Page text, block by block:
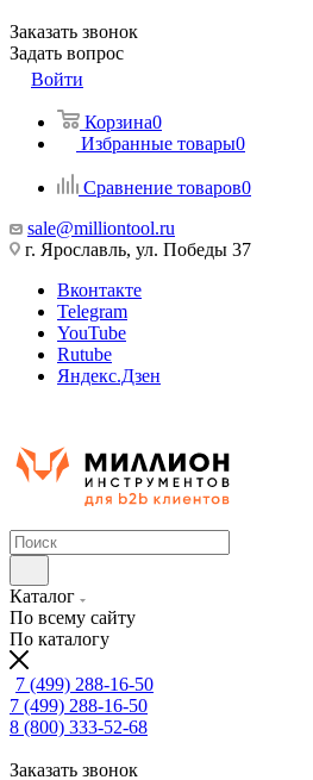
Заказать звонок
Задать вопрос
Войти
Корзина0
Избранные товары0
Сравнение товаров0
sale@milliontool.ru
г. Ярославль, ул. Победы 37
Вконтакте
Telegram
YouTube
Rutube
Яндекс.Дзен
Каталог
По всему сайту
По каталогу
7 (499) 288-16-50
7 (499) 288-16-50
8 (800) 333-52-68
Заказать звонок